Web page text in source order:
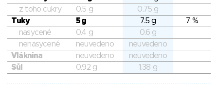
z toho cukry
0.5 g
0.75 g
Tuky
5 g 7.5 g
7 %
nasycené
0.4 g
0.6 g
nenasycené
neuvedeno
neuvedeno
Vláknina
neuvedeno
neuvedeno
Sůl
0.92 g 1.38 g